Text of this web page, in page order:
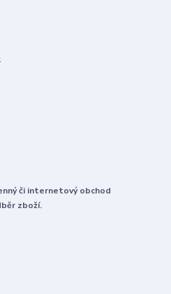
či internetový obchod
zboží.